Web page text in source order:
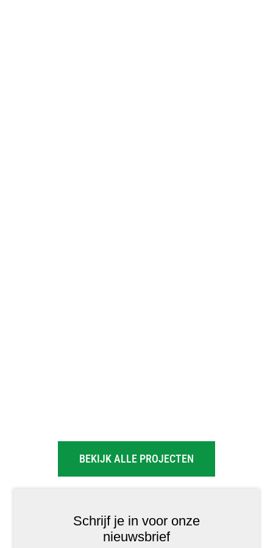
BEKIJK ALLE PROJECTEN
Schrijf je in voor onze
nieuwsbrief